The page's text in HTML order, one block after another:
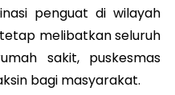
penguat di wilayah
melibatkan seluruh
sakit, puskesmas
bagi masyarakat.